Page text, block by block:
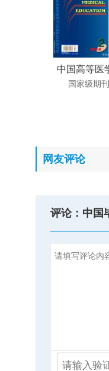
中国高等医
国家级期刊
网友评论
评论：中国